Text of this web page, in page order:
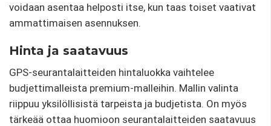
voidaan asentaa helposti itse, kun taas toiset vaativat
ammattimaisen asennuksen.
Hinta ja saatavuus
GPS-seurantalaitteiden hintaluokka vaihtelee
budjettimalleista premium-malleihin. Mallin valinta
riippuu yksilöllisistä tarpeista ja budjetista. On myös
tärkeää ottaa huomioon seurantalaitteiden saatavuus